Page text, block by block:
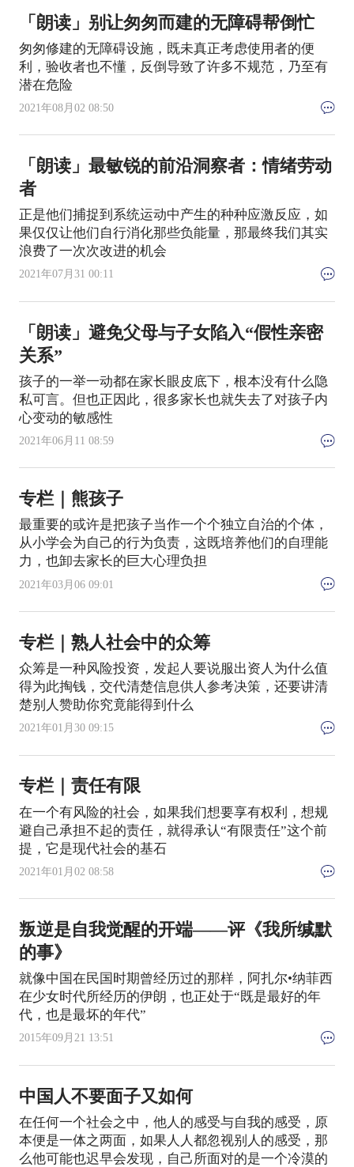
「朗读」别让匆匆而建的无障碍帮倒忙
匆匆修建的无障碍设施，既未真正考虑使用者的便
利，验收者也不懂，反倒导致了许多不规范，乃至有
潜在危险
2021年08月02 08:50
「朗读」最敏锐的前沿洞察者：情绪劳动
者
正是他们捕捉到系统运动中产生的种种应激反应，如
果仅仅让他们自行消化那些负能量，那最终我们其实
浪费了一次次改进的机会
2021年07月31 00:11
「朗读」避免父母与子女陷入“假性亲密
关系”
孩子的一举一动都在家长眼皮底下，根本没有什么隐
私可言。但也正因此，很多家长也就失去了对孩子内
心变动的敏感性
2021年06月11 08:59
专栏｜熊孩子
最重要的或许是把孩子当作一个个独立自治的个体，
从小学会为自己的行为负责，这既培养他们的自理能
力，也卸去家长的巨大心理负担
2021年03月06 09:01
专栏｜熟人社会中的众筹
众筹是一种风险投资，发起人要说服出资人为什么值
得为此掏钱，交代清楚信息供人参考决策，还要讲清
楚别人赞助你究竟能得到什么
2021年01月30 09:15
专栏｜责任有限
在一个有风险的社会，如果我们想要享有权利，想规
避自己承担不起的责任，就得承认“有限责任”这个前
提，它是现代社会的基石
2021年01月02 08:58
叛逆是自我觉醒的开端——评《我所缄默
的事》
就像中国在民国时期曾经历过的那样，阿扎尔•纳菲西
在少女时代所经历的伊朗，也正处于“既是最好的年
代，也是最坏的年代”
2015年09月21 13:51
中国人不要面子又如何
在任何一个社会之中，他人的感受与自我的感受，原
本便是一体之两面，如果人人都忽视别人的感受，那
么他可能也迟早会发现，自己所面对的是一个冷漠的